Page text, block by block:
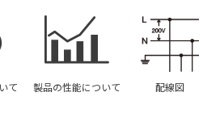
て 製品の性能について 配線図